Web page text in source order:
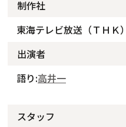
制作社
東海テレビ放送（ＴＨＫ）
出演者
語り:高井一
スタッフ